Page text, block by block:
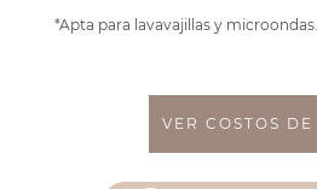
*Apta para lavavajillas y microondas.
VER COSTOS